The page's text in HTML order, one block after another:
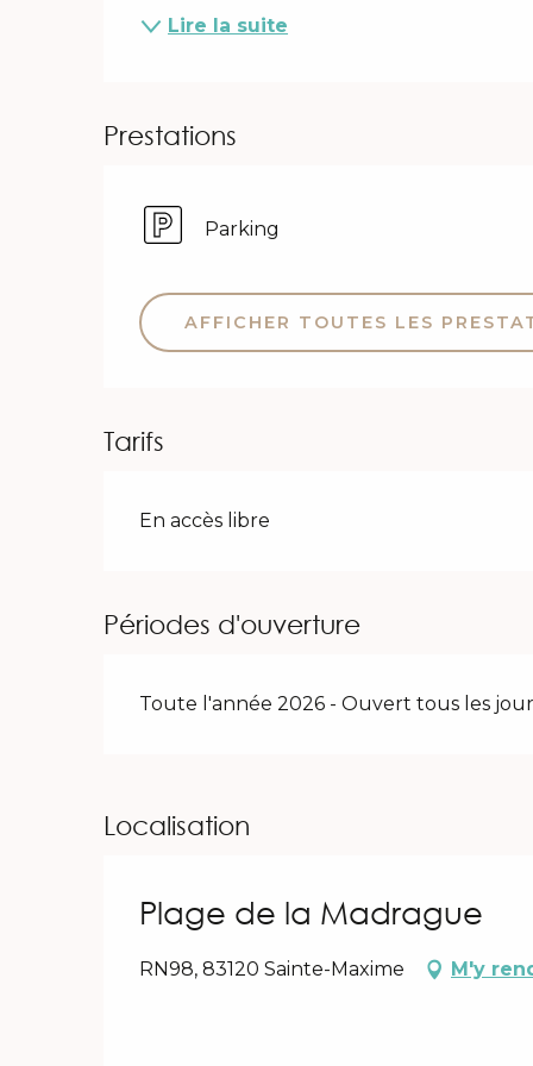
Lire la suite
Prestations
Parking
AFFICHER TOUTES LES
Tarifs
En accès libre
Périodes d'ouverture
Toute l'année 2026 - Ouvert tous les
Localisation
Plage de la Madrague
RN98, 83120 Sainte-Maxime M'y